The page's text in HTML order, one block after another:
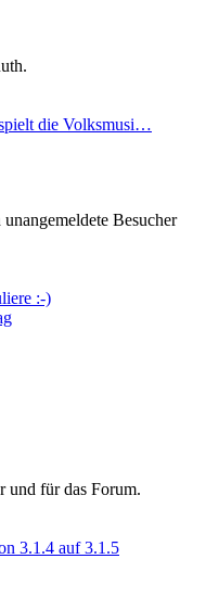
die Volksmusi…
Besucher
:-)
und für das Forum.
3.1.4 auf 3.1.5